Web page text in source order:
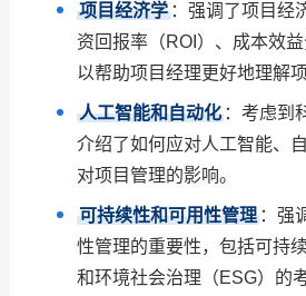
项目经济学：强调了项目经
资回报率（ROI）、成本效益
以帮助项目经理更好地理解
人工智能和自动化：考虑到
介绍了如何应对人工智能、
对项目管理的影响。
可持续性和可用性管理：强
性管理的重要性，包括可持
和环境社会治理（ESG）的考